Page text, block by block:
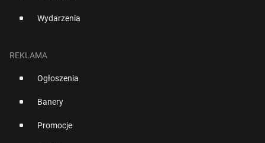
Wydarzenia
REKLAMA
Ogłoszenia
Banery
Promocje